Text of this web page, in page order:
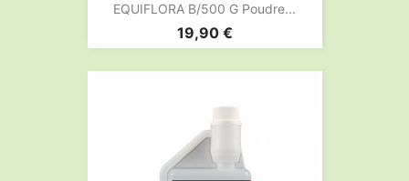
EQUIFLORA B/500 G Poudre...
Prix
19,90 €